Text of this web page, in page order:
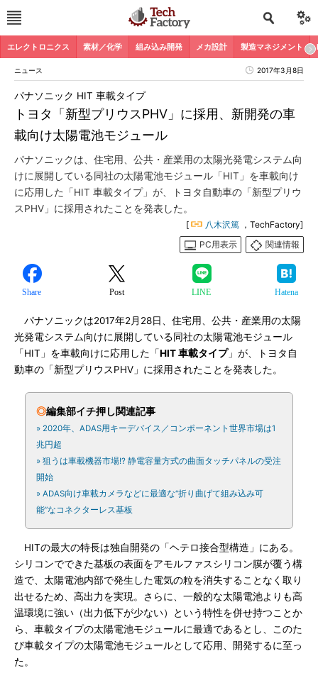
エレクトロニクス 素材／化学 組み込み開発 メカ設計 製造マネジメント
ニュース 2017年3月8日
トヨタ「新型プリウスPHV」に採用、新開発の車
載向け太陽電池モジュール
パナソニック HIT 車載タイプ
パナソニックは、住宅用、公共・産業用の太陽光発電システム向
けに展開している同社の太陽電池モジュール「HIT」を車載向け
に応用した「HIT 車載タイプ」が、トヨタ自動車の「新型プリウ
スPHV」に採用されたことを発表した。
[ 八木沢篤 ，TechFactory]
PC用表示
関連情報
Share Post LINE Hatena
パナソニックは2017年2月28日、住宅用、公共・産業用の太陽
光発電システム向けに展開している同社の太陽電池モジュール
「HIT」を車載向けに応用した「HIT 車載タイプ」が、トヨタ自
動車の「新型プリウスPHV」に採用されたことを発表した。
◎編集部イチ押し関連記事
» 2020年、ADAS用キーデバイス／コンポーネント世界市場は1
兆円超
» 狙うは車載機器市場!? 静電容量方式の曲面タッチパネルの受注
開始
» ADAS向け車載カメラなどに最適な“折り曲げて組み込み可
能”なコネクターレス基板
HITの最大の特長は独自開発の「ヘテロ接合型構造」にある。
シリコンでできた基板の表面をアモルファスシリコン膜が覆う構
造で、太陽電池内部で発生した電気の粒を消失することなく取り
出せるため、高出力を実現。さらに、一般的な太陽電池よりも高
温環境に強い（出力低下が少ない）という特性を併せ持つことか
ら、車載タイプの太陽電池モジュールに最適であるとし、このた
び車載タイプの太陽電池モジュールとして応用、開発するに至っ
た。